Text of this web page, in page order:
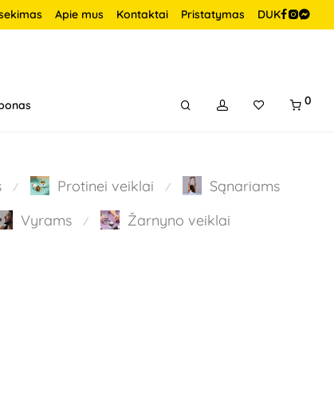
Apie mus Kontaktai Pristatymas DUK
0
⁄ Protinei veiklai ⁄ Sąnariams
Vyrams ⁄ Žarnyno veiklai